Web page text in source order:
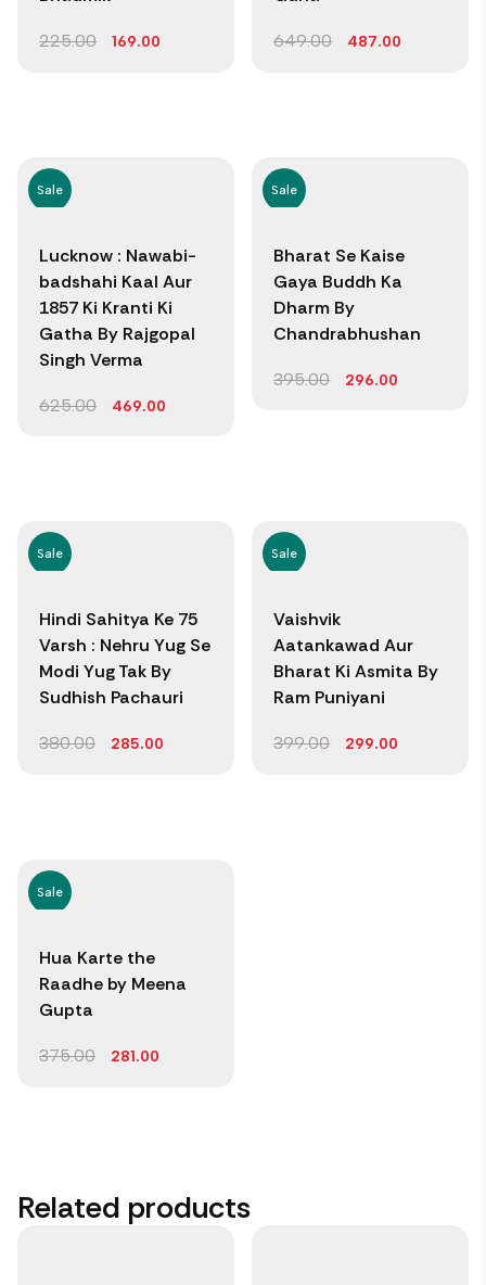
225.00 169.00 649.00 487.00
Sale
Lucknow : Nawabi-
badshahi Kaal Aur
1857 Ki Kranti Ki
Gatha By Rajgopal
Singh Verma
625.00 469.00
Sale
Bharat Se Kaise
Gaya Buddh Ka
Dharm By
Chandrabhushan
395.00 296.00
Sale
Hindi Sahitya Ke 75
Varsh : Nehru Yug Se
Modi Yug Tak By
Sudhish Pachauri
380.00 285.00
Sale
Vaishvik
Aatankawad Aur
Bharat Ki Asmita By
Ram Puniyani
399.00 299.00
Sale
Hua Karte the
Raadhe by Meena
Gupta
375.00 281.00
Related products